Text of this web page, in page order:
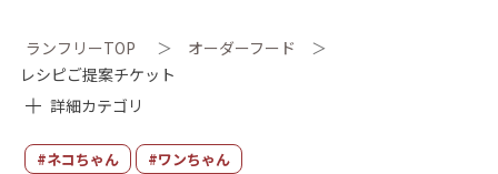
ランフリーTOP ＞ オーダーフード
＞
レシピご提案チケット
詳細カテゴリ
#ネコちゃん #ワンちゃん